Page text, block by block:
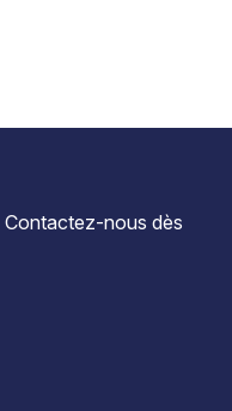
Contactez-nous dès